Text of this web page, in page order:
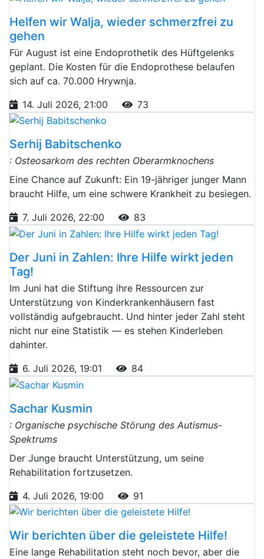
Helfen wir Walja, wieder schmerzfrei zu
gehen
Für August ist eine Endoprothetik des Hüftgelenks
geplant. Die Kosten für die Endoprothese belaufen
sich auf ca. 70.000 Hrywnja.
14. Juli 2026, 21:00
73
Serhij Babitschenko
: Osteosarkom des rechten Oberarmknochens
Eine Chance auf Zukunft: Ein 19-jähriger junger Mann
braucht Hilfe, um eine schwere Krankheit zu besiegen.
7. Juli 2026, 22:00
83
Der Juni in Zahlen: Ihre Hilfe wirkt jeden
Tag!
Im Juni hat die Stiftung ihre Ressourcen zur
Unterstützung von Kinderkrankenhäusern fast
vollständig aufgebraucht. Und hinter jeder Zahl steht
nicht nur eine Statistik — es stehen Kinderleben
dahinter.
6. Juli 2026, 19:01
84
Sachar Kusmin
: Organische psychische Störung des Autismus-
Spektrums
Der Junge braucht Unterstützung, um seine
Rehabilitation fortzusetzen.
4. Juli 2026, 19:00
91
Wir berichten über die geleistete Hilfe!
Eine lange Rehabilitation steht noch bevor, aber die